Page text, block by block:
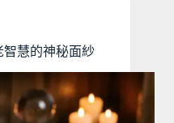
慧的神秘面紗